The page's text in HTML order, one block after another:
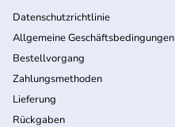
Datenschutzrichtlinie
Allgemeine Geschäftsbedingungen
Bestellvorgang
Zahlungsmethoden
Lieferung
Rückgaben